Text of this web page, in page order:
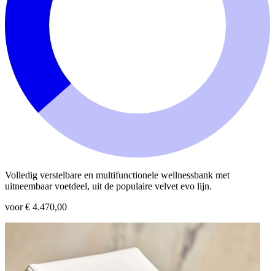
Volledig verstelbare en multifunctionele wellnessbank met
uitneembaar voetdeel, uit de populaire velvet evo lijn.
voor € 4.470,00